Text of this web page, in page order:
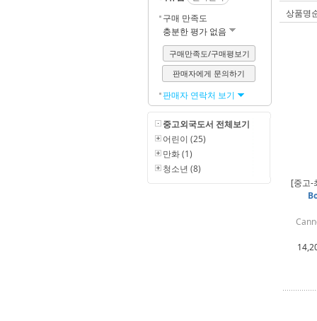
구매 만족도
충분한 평가 없음
구매만족도/구매평보기
판매자에게 문의하기
판매자 연락처 보기
중고외국도서 전체보기
어린이 (25)
만화 (1)
청소년 (8)
상품명
[중고-